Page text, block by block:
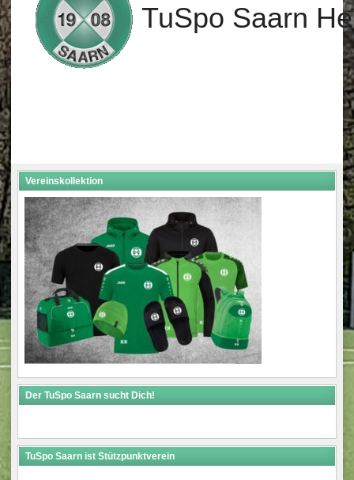
TuSpo Saarn
Vereinskollektion
Der TuSpo Saarn sucht Dich!
TuSpo Saarn ist Stützpunktverein